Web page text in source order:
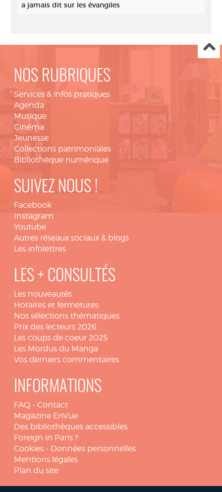
a jamais dit sur les évangiles
NOS RUBRIQUES
Services & infos pratiques
Agenda
Musique
Cinéma
Jeunesse
Collections patrimoniales
Bibliothèque numérique
SUIVEZ NOUS !
Facebook
Instagram
Youtube
Autres réseaux sociaux & blogs
Les infolettres
LES + CONSULTÉS
Les nouveautés
Horaires et fermetures
Nos sélections thématiques
Prix des lecteurs 2026
Les coups de coeur 2025
Les Mordus du Manga
Vos derniers commentaires
INFORMATIONS
FAQ - Contact
Magazine EnVue
Des bibliothèques accessibles
Foreign in Paris ?
Cookies - Données personnelles
Mentions légales
Plan du site